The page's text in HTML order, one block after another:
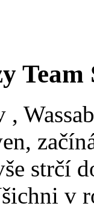
Team
,
strčí
v